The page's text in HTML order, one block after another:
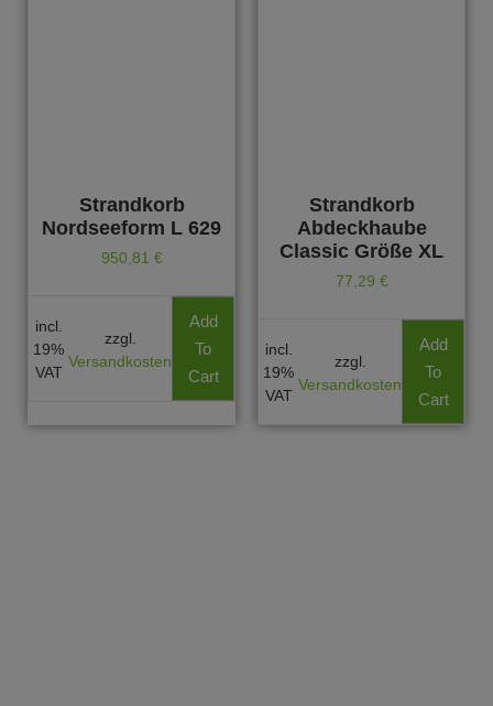
Strandkorb
Nordseeform L 629
950,81 €
incl.
19%
VAT
zzgl.
Versandkosten
Add
To
Cart
Strandkorb
Abdeckhaube
Classic Größe XL
77,29 €
incl.
19%
VAT
zzgl.
Versandkosten
Add
To
Cart